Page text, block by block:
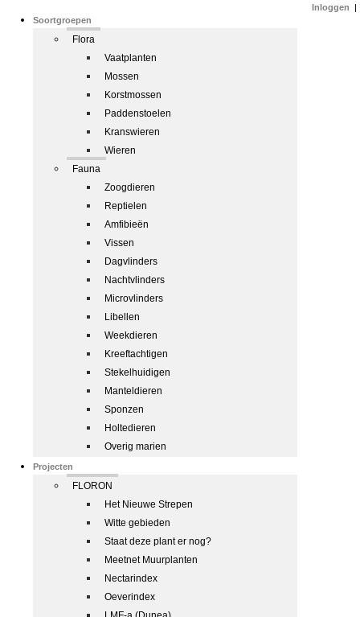
Soortgroepen
Flora
Vaatplanten
Mossen
Korstmossen
Paddenstoelen
Kranswieren
Wieren
Fauna
Zoogdieren
Reptielen
Amfibieën
Vissen
Dagvlinders
Nachtvlinders
Microvlinders
Libellen
Weekdieren
Kreeftachtigen
Stekelhuidigen
Manteldieren
Sponzen
Holtedieren
Overig marien
Projecten
FLORON
Het Nieuwe Strepen
Witte gebieden
Staat deze plant er nog?
Meetnet Muurplanten
Nectarindex
Oeverindex
Inloggen |